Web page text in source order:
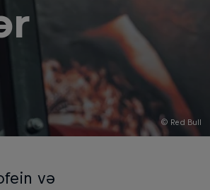
© Red Bull
və